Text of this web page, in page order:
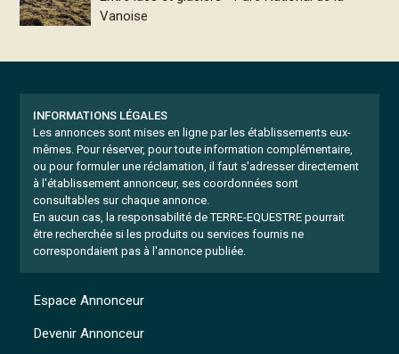
Vanoise
INFORMATIONS LÉGALES
Les annonces sont mises en ligne par les établissements eux-
mêmes. Pour réserver, pour toute information complémentaire,
ou pour formuler une réclamation, il faut s'adresser directement
à l'établissement annonceur, ses coordonnées sont
consultables sur chaque annonce.
En aucun cas, la responsabilité de TERRE-EQUESTRE pourrait
être recherchée si les produits ou services fournis ne
correspondaient pas à l'annonce publiée.
Espace Annonceur
Devenir Annonceur